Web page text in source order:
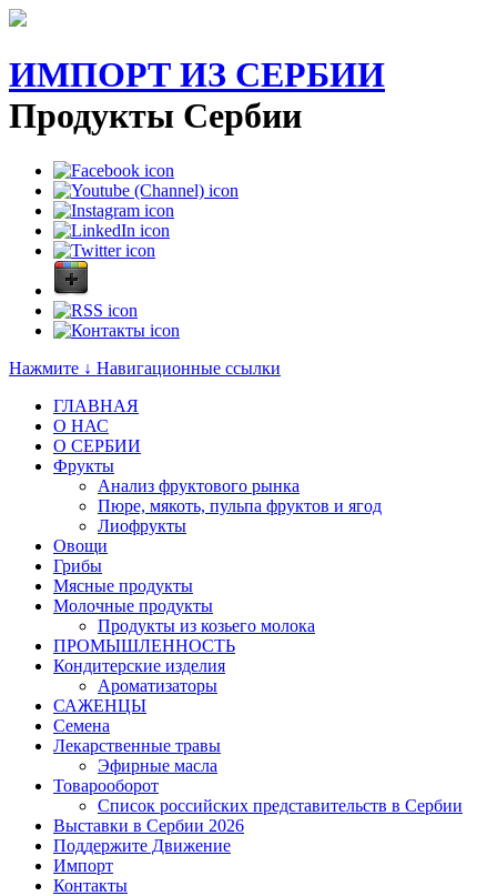
ИМПОРТ ИЗ СЕРБИИ
Продукты Сербии
Нажмите ↓ Навигационные ссылки
ГЛАВНАЯ
О НАС
O СЕРБИИ
Фрукты
Анализ фруктового рынка
Пюре, мякоть, пульпа фруктов и ягод
Лиофрукты
Овощи
Грибы
Мясные продукты
Молочные продукты
Продукты из козьего молока
ПРОМЫШЛЕННОСТЬ
Кондитерские изделия
Ароматизаторы
САЖЕНЦЫ
Семена
Лекарственные травы
Эфирные масла
Товарооборот
Список российских представительств в Сербии
Выставки в Сербии 2026
Поддержите Движение
Импорт
Контакты